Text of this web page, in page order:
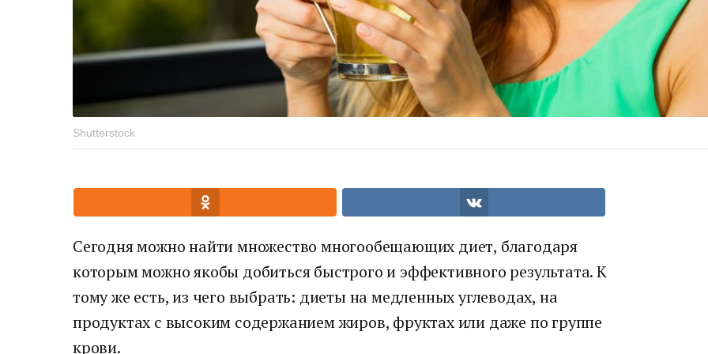
Shutterstock
Сегодня можно найти множество многообещающих диет, благодаря
которым можно якобы добиться быстрого и эффективного результата. К
тому же есть, из чего выбрать: диеты на медленных углеводах, на
продуктах с высоким содержанием жиров, фруктах или даже по группе
крови.